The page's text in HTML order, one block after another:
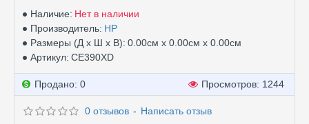
Наличие: Нет в наличии
Производитель: HP
Размеры (Д х Ш х В): 0.00см x 0.00см x 0.00см
Артикул: CE390XD
Продано: 0 Просмотров: 1244
0 отзывов - Написать отзыв